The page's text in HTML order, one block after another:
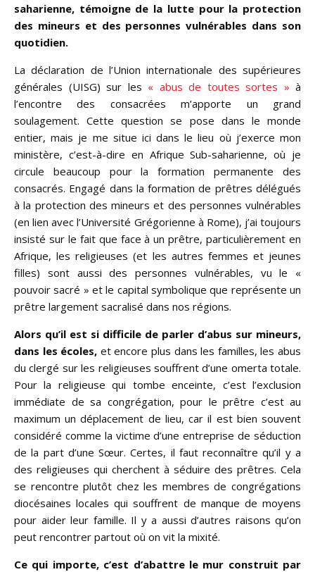
saharienne, témoigne de la lutte pour la protection
des mineurs et des personnes vulnérables dans son
quotidien.
La déclaration de l’Union internationale des supérieures
générales (UISG) sur les « abus de toutes sortes » à
l’encontre des consacrées m’apporte un grand
soulagement. Cette question se pose dans le monde
entier, mais je me situe ici dans le lieu où j’exerce mon
ministère, c’est-à-dire en Afrique Sub-saharienne, où je
circule beaucoup pour la formation permanente des
consacrés. Engagé dans la formation de prêtres délégués
à la protection des mineurs et des personnes vulnérables
(en lien avec l’Université Grégorienne à Rome), j’ai toujours
insisté sur le fait que face à un prêtre, particulièrement en
Afrique, les religieuses (et les autres femmes et jeunes
filles) sont aussi des personnes vulnérables, vu le «
pouvoir sacré » et le capital symbolique que représente un
prêtre largement sacralisé dans nos régions.
Alors qu’il est si difficile de parler d’abus sur mineurs,
dans les écoles, et encore plus dans les familles, les abus
du clergé sur les religieuses souffrent d’une omerta totale.
Pour la religieuse qui tombe enceinte, c’est l’exclusion
immédiate de sa congrégation, pour le prêtre c’est au
maximum un déplacement de lieu, car il est bien souvent
considéré comme la victime d’une entreprise de séduction
de la part d’une Sœur. Certes, il faut reconnaître qu’il y a
des religieuses qui cherchent à séduire des prêtres. Cela
se rencontre plutôt chez les membres de congrégations
diocésaines locales qui souffrent de manque de moyens
pour aider leur famille. Il y a aussi d’autres raisons qu’on
peut rencontrer partout où on vit la mixité.
Ce qui importe, c’est d’abattre le mur construit par